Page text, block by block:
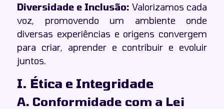
Diversidade e Inclusão: Valorizamos cada
voz, promovendo um ambiente onde
diversas experiências e origens convergem
para criar, aprender e contribuir e evoluir
juntos.
I. Ética e Integridade
A. Conformidade com a Lei